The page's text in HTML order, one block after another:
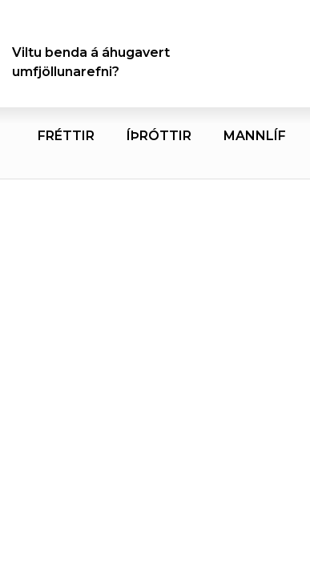
Viltu benda á áhugavert
umfjöllunarefni?
FRÉTTIR ÍÞRÓTTIR MANNLÍF